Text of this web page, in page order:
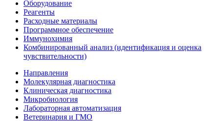
Оборудование
Реагенты
Расходные материалы
Программное обеспечение
Иммунохимия
Комбинированный анализ (идентификация и оценка
чувствительности)
Направления
Молекулярная диагностика
Клиническая диагностика
Микробиология
Лабораторная автоматизация
Ветеринария и ГМО